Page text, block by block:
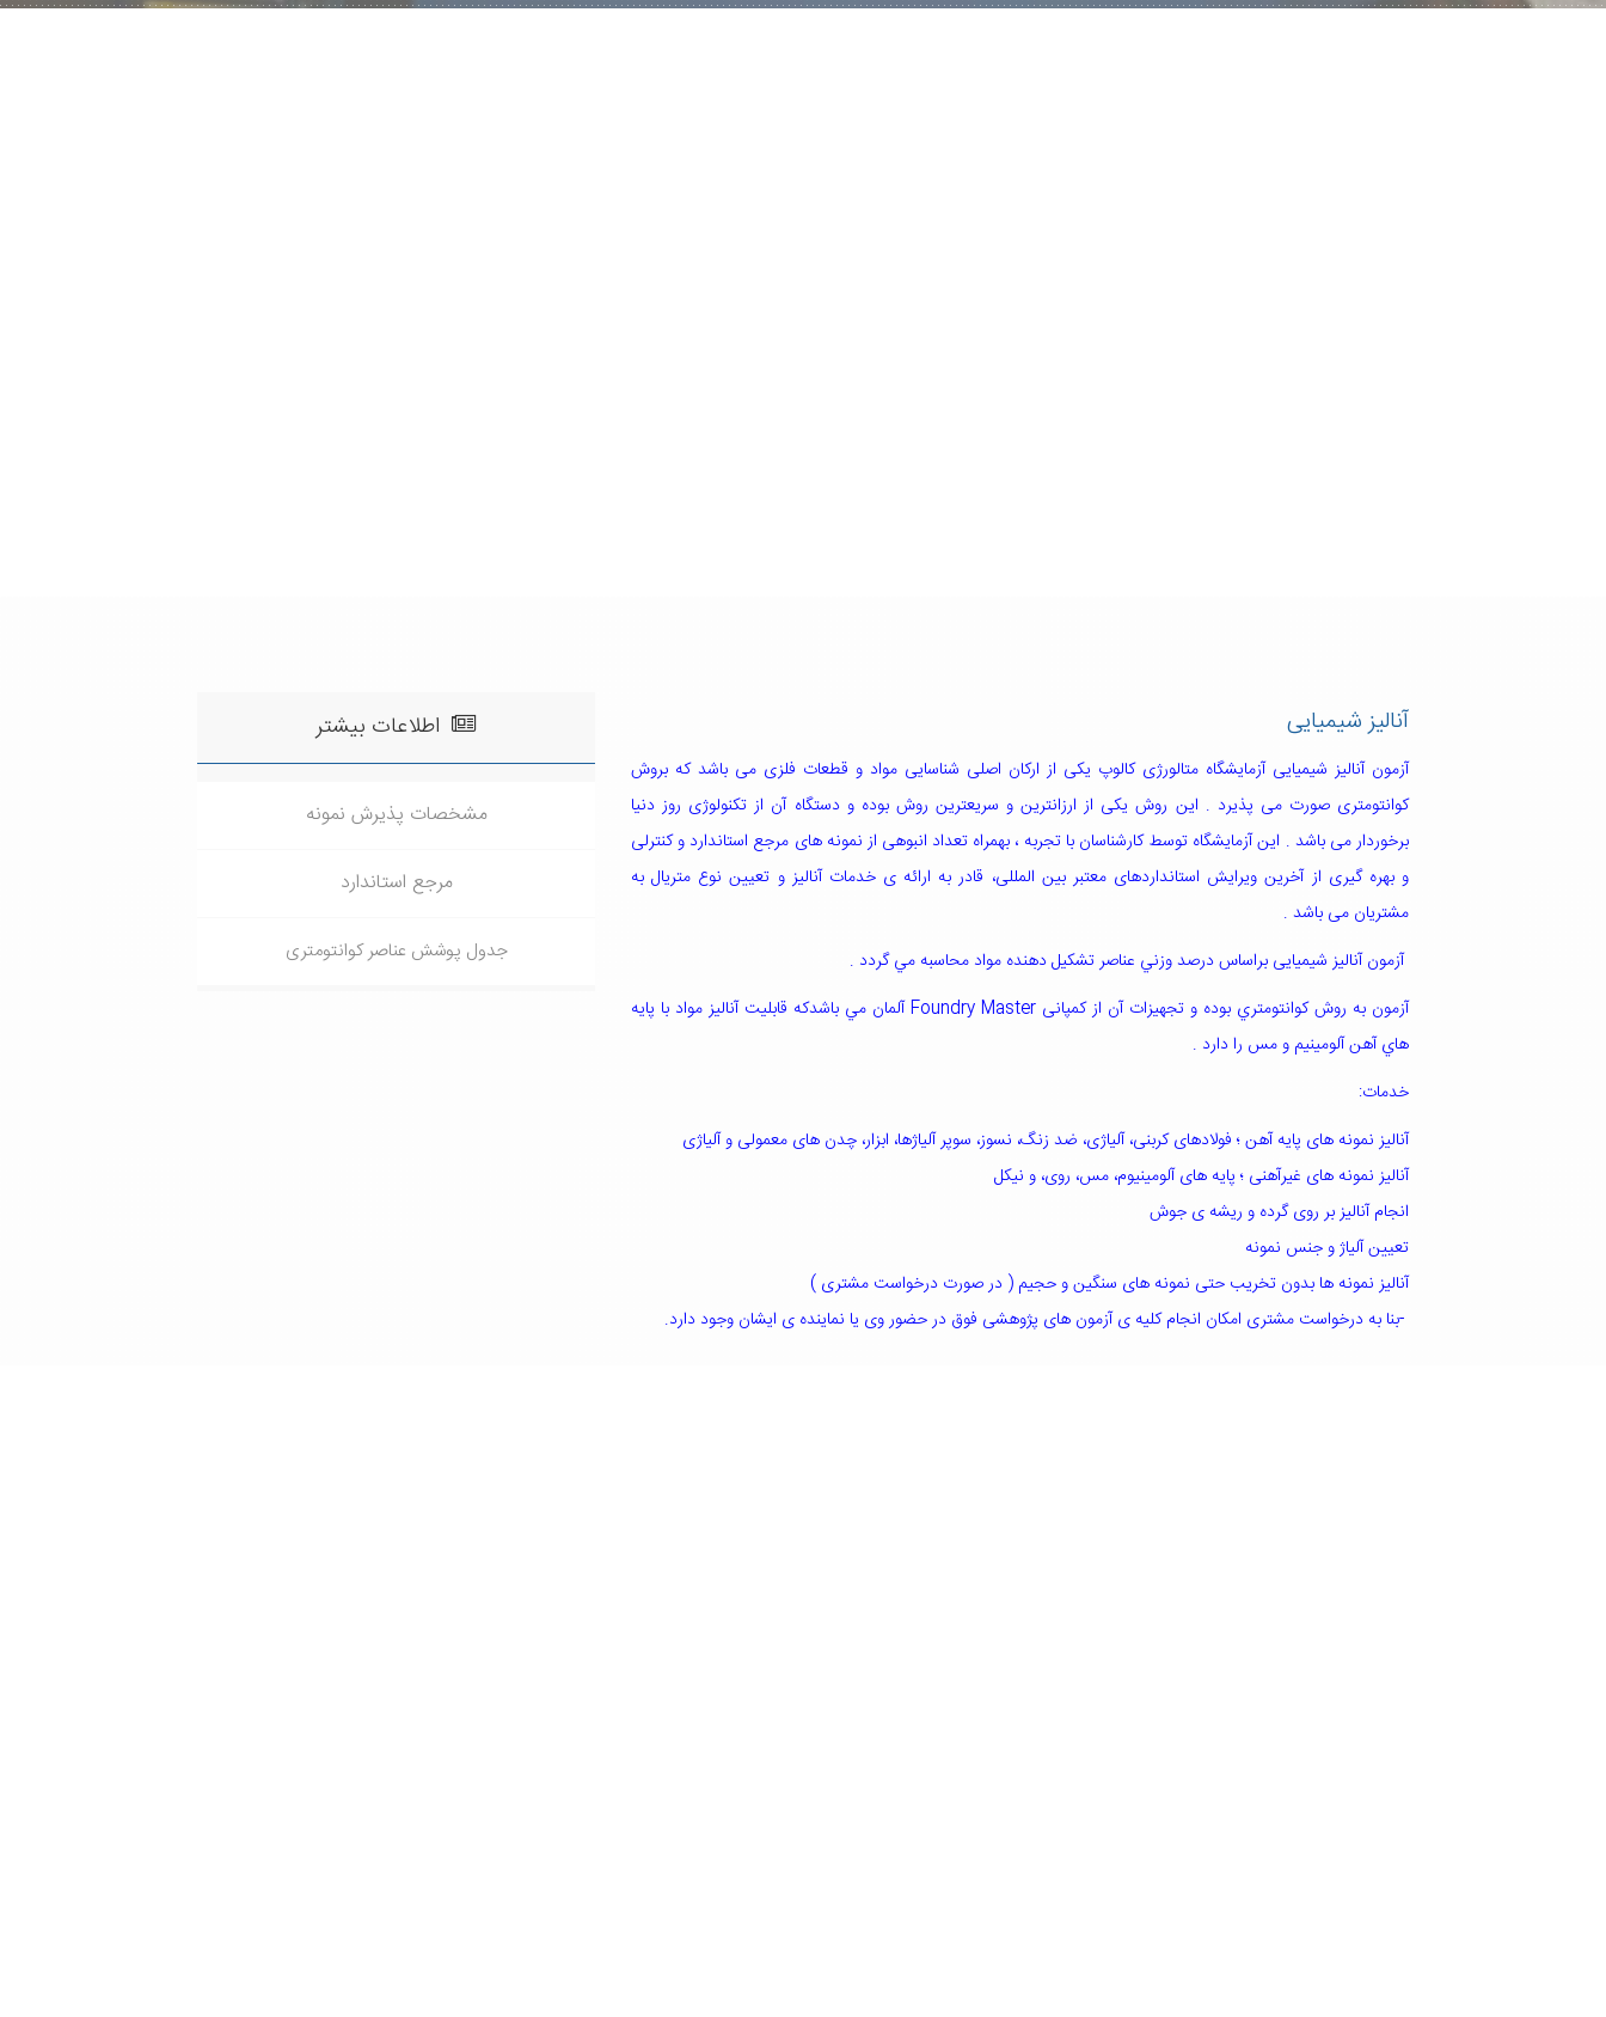
آنالیز شیمیایی
آزمون آنالیز شیمیایی آزمایشگاه متالورژی کالوپ یکی از ارکان اصلی شناسایی مواد و قطعات فلزی می باشد که بروش
کوانتومتری صورت می پذیرد . این روش یکی از ارزانترین و سریعترین روش بوده و دستگاه آن از تکنولوژی روز دنیا
برخوردار می باشد . این آزمایشگاه توسط کارشناسان با تجربه ، بهمراه تعداد انبوهی از نمونه های مرجع استاندارد و کنترلی
و بهره گیری از آخرین ویرایش استانداردهای معتبر بین المللی، قادر به ارائه ی خدمات آنالیز و تعیین نوع متريال به
مشتریان می باشد .
آزمون آنالیز شیمیایی براساس درصد وزني عناصر تشكيل دهنده مواد محاسبه مي گردد .
آزمون به روش کوانتومتري بوده و تجهيزات آن از کمپانی Foundry Master آلمان مي باشدکه قابليت آناليز مواد با پايه
هاي آهن آلومينيم و مس را دارد .
خدمات:
آنالیز نمونه های پایه آهن ؛ فولادهای کربنی، آلیاژی، ضد زنگ، نسوز، سوپر آلیاژها، ابزار، چدن های معمولی و آلیاژی
آنالیز نمونه های غیرآهنی ؛ پایه های آلومینیوم، مس، روی، و نیکل
انجام آنالیز بر روی گرده و ریشه ی جوش
تعیین آلیاژ و جنس نمونه
آنالیز نمونه ها بدون تخریب حتی نمونه های سنگین و حجیم ( در صورت درخواست مشتری (
-بنا به درخواست مشتری امکان انجام کلیه ی آزمون های پژوهشی فوق در حضور وی یا نماینده ی ایشان وجود دارد.
اطلاعات بیشتر
مشخصات پذیرش نمونه
مرجع استاندارد
جدول پوشش عناصر کوانتومتری